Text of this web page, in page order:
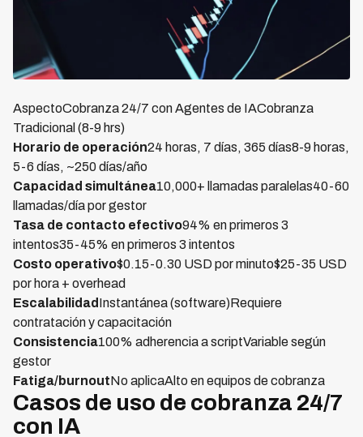
AspectoCobranza 24/7 con Agentes de IACobranza
Tradicional (8-9 hrs)
Horario de operación24 horas, 7 días, 365 días8-9 horas,
5-6 días, ~250 días/año
Capacidad simultánea10,000+ llamadas paralelas40-60
llamadas/día por gestor
Tasa de contacto efectivo94% en primeros 3
intentos35-45% en primeros 3 intentos
Costo operativo$0.15-0.30 USD por minuto$25-35 USD
por hora + overhead
Escalabilidad Instantánea (software)Requiere
contratación y capacitación
Consistencia100% adherencia a scriptVariable según
gestor
Fatiga/burnoutNo aplicaAlto en equipos de cobranza
Casos de uso de cobranza 24/7
con IA